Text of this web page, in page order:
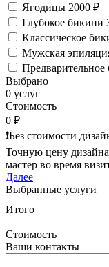
Ягодицы 2000 ₽
Глубокое бикини
Классическое
Мужская
Предварительное
Выбрано
0 услуг
Стоимость
0 ₽
❗️Без стоимости
Точную цену
мастер во время
Далее
Выбранные услуги
Итого
Стоимость
Ваши контакты